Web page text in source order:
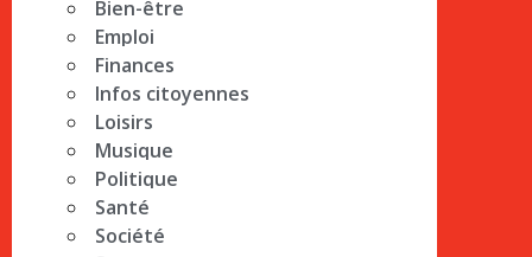
Bien-être
Emploi
Finances
Infos citoyennes
Loisirs
Musique
Politique
Santé
Société